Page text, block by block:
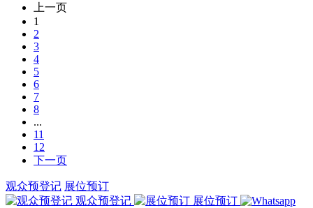
上一页
1
2
3
4
5
6
7
8
...
11
12
下一页
观众预登记 展位预订
观众预登记
展位预订